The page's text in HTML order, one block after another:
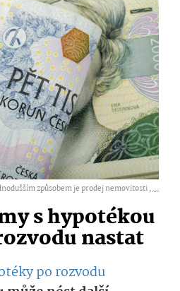
způsobem je prodej nemovitosti ,...
s hypotékou
nastat
po rozvodu